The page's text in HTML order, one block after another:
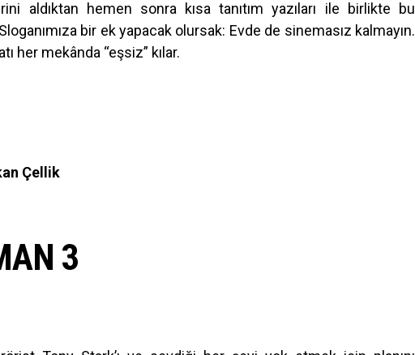
aldıktan hemen sonra kısa tanıtım yazıları ile birlikte bu
bir ek yapacak olursak: Evde de sinemasız kalmayın.
her mekânda “eşsiz” kılar.
Çellik
3